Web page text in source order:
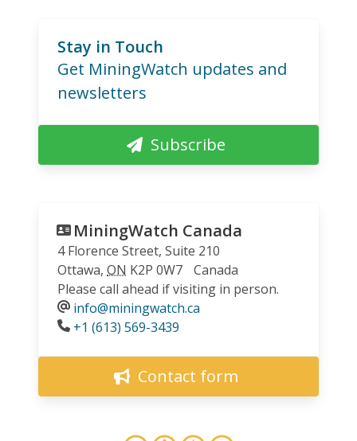
Stay in Touch
Get MiningWatch updates and
newsletters
Subscribe
MiningWatch Canada
4 Florence Street, Suite 210
Ottawa, ON K2P 0W7
Canada
Please call ahead if visiting in person.
info@miningwatch.ca
Phone
+1 (613) 569-3439
Contact form